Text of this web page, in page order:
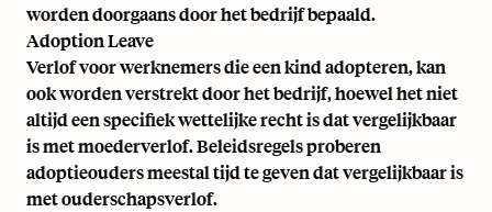
worden doorgaans door het bedrijf bepaald.
Adoption Leave
Verlof voor werknemers die een kind adopteren, kan
ook worden verstrekt door het bedrijf, hoewel het niet
altijd een specifiek wettelijke recht is dat vergelijkbaar
is met moederverlof. Beleidsregels proberen
adoptieouders meestal tijd te geven dat vergelijkbaar is
met ouderschapsverlof.